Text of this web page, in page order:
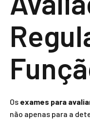
Os exames para
não apenas para a